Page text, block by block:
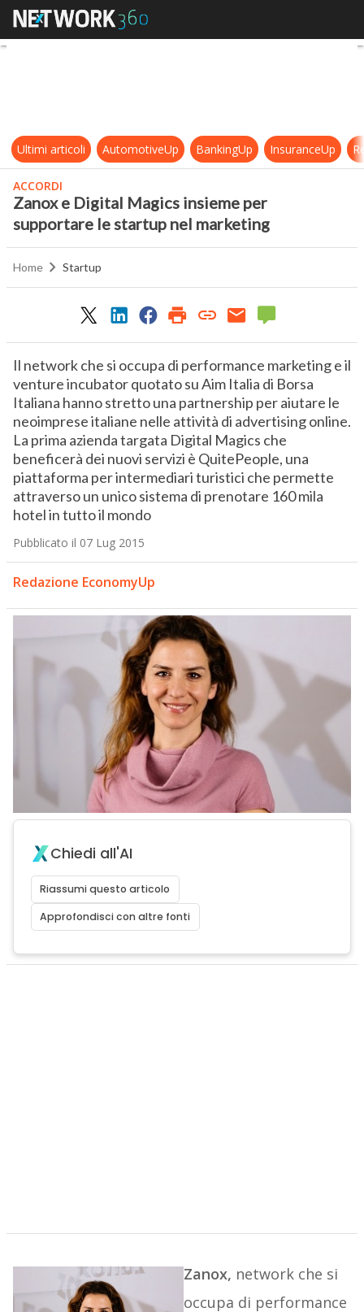
Zanox e Digital Magics insieme
Ultimi articoli AutomotiveUp BankingUp InsuranceUp
ACCORDI
Zanox e Digital Magics insieme per
supportare le startup nel marketing
Home Startup
Il network che si occupa di performance marketing e il
venture incubator quotato su Aim Italia di Borsa
Italiana hanno stretto una partnership per aiutare le
neoimprese italiane nelle attività di advertising online.
La prima azienda targata Digital Magics che
beneficerà dei nuovi servizi è QuitePeople, una
piattaforma per intermediari turistici che permette
attraverso un unico sistema di prenotare 160 mila
hotel in tutto il mondo
Pubblicato il 07 Lug 2015
Redazione EconomyUp
Chiedi all'AI
Riassumi questo articolo
Approfondisci con altre fonti
Zanox, network che si
occupa di performance